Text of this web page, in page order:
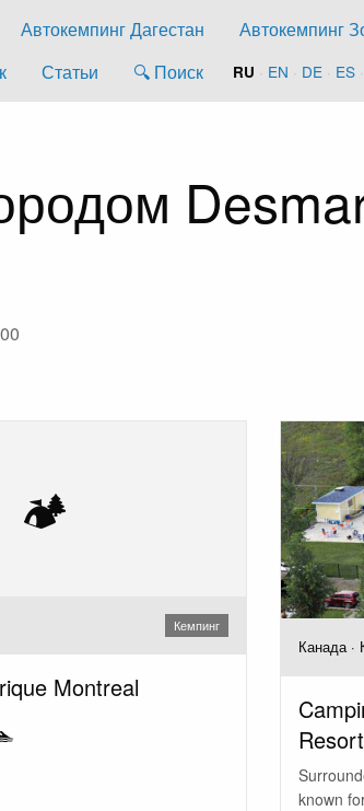
Автокемпинг Дагестан Автокемпинг
Статьи 🔍 Поиск RU · EN · DE · ES ·
🏕️
Кемпинг
Montreal
Канада ·
known